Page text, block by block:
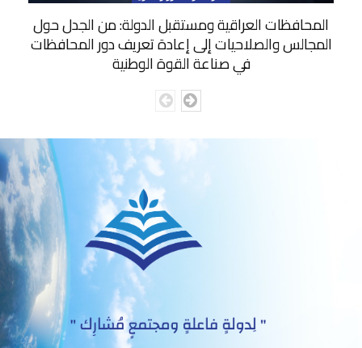
المحافظات العراقية ومستقبل الدولة: من الجدل حول
المجالس والصلاحيات إلى إعادة تعريف دور المحافظات
في صناعة القوة الوطنية